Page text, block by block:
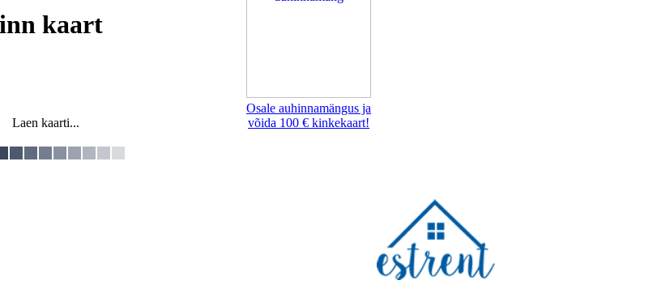
kaart
Laen kaarti...
Osale auhinnamängus ja
võida 100 € kinkekaart!